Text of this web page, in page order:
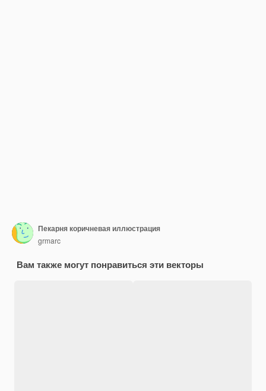
Пекарня коричневая иллюстрация
grmarc
Вам также могут понравиться эти векторы